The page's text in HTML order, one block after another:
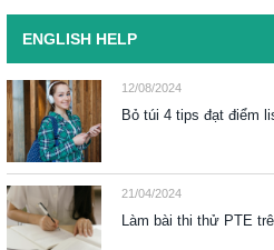
ENGLISH HELP
12/08/2024
Bỏ túi 4 tips đạt điểm
21/04/2024
Làm bài thi thử PTE